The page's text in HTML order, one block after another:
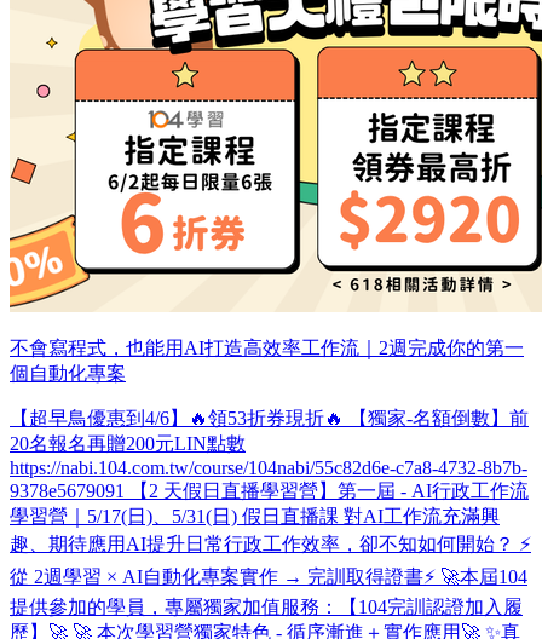
不會寫程式，也能用AI打造高效率工作流｜2週完成你的第一
個自動化專案
【超早鳥優惠到4/6】🔥領53折券現折🔥 【獨家-名額倒數】前
20名報名再贈200元LIN點數
https://nabi.104.com.tw/course/104nabi/55c82d6e-c7a8-4732-8b7b-
9378e5679091 【2 天假日直播學習營】第一屆 - AI行政工作流
學習營​｜5/17(日)、5/31(日) 假日直播課 對AI工作流充滿興
趣、期待應用AI提升日常行政工作效率，卻不知如何開始？ ⚡
從 2週學習 × AI自動化專案實作 → 完訓取得證書⚡ 🚀本屆104
提供參加的學員，專屬獨家加值服務：【104完訓認證加入履
歷】🚀 🚀 本次學習營獨家特色 - 循序漸進＋實作應用🚀 ✨真